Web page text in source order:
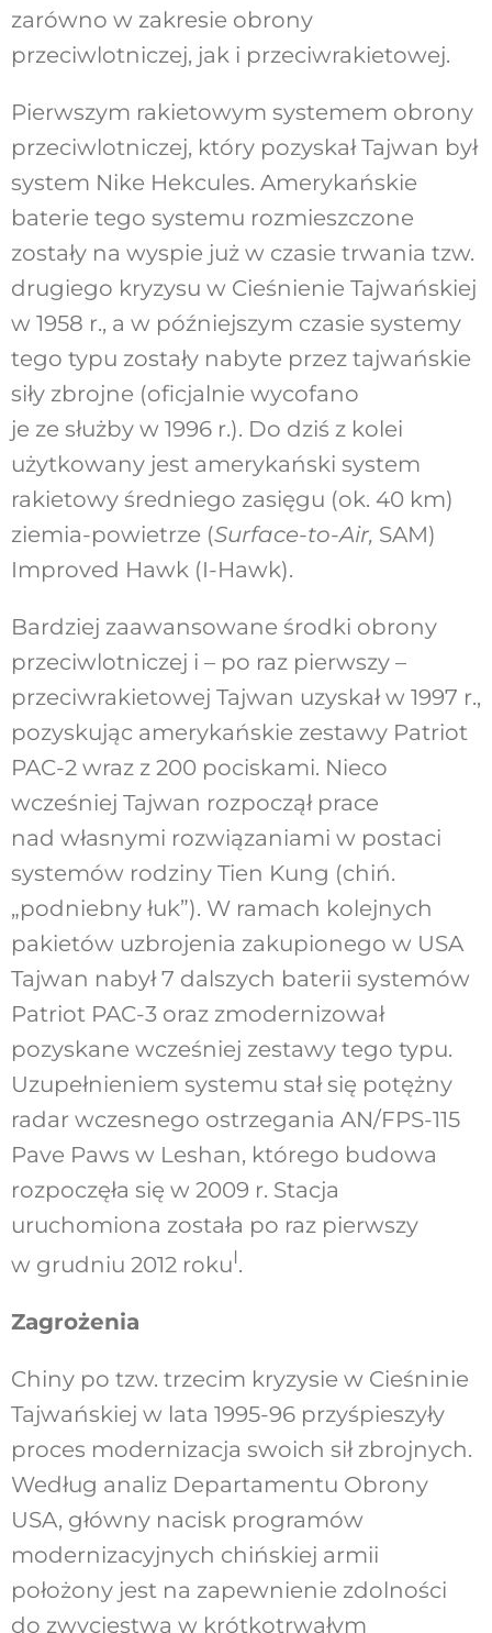
zarówno w zakresie obrony
przeciwlotniczej, jak i przeciwrakietowej.
Pierwszym rakietowym systemem obrony
przeciwlotniczej, który pozyskał Tajwan był
system Nike Hekcules. Amerykańskie
baterie tego systemu rozmieszczone
zostały na wyspie już w czasie trwania tzw.
drugiego kryzysu w Cieśnienie Tajwańskiej
w 1958 r., a w późniejszym czasie systemy
tego typu zostały nabyte przez tajwańskie
siły zbrojne (oficjalnie wycofano
je ze służby w 1996 r.). Do dziś z kolei
użytkowany jest amerykański system
rakietowy średniego zasięgu (ok. 40 km)
ziemia-powietrze (Surface-to-Air, SAM)
Improved Hawk (I-Hawk).
Bardziej zaawansowane środki obrony
przeciwlotniczej i – po raz pierwszy –
przeciwrakietowej Tajwan uzyskał w 1997 r.,
pozyskując amerykańskie zestawy Patriot
PAC-2 wraz z 200 pociskami. Nieco
wcześniej Tajwan rozpoczął prace
nad własnymi rozwiązaniami w postaci
systemów rodziny Tien Kung (chiń.
„podniebny łuk”). W ramach kolejnych
pakietów uzbrojenia zakupionego w USA
Tajwan nabył 7 dalszych baterii systemów
Patriot PAC-3 oraz zmodernizował
pozyskane wcześniej zestawy tego typu.
Uzupełnieniem systemu stał się potężny
radar wczesnego ostrzegania AN/FPS-115
Pave Paws w Leshan, którego budowa
rozpoczęła się w 2009 r. Stacja
uruchomiona została po raz pierwszy
w grudniu 2012 rokuI.
Zagrożenia
Chiny po tzw. trzecim kryzysie w Cieśninie
Tajwańskiej w lata 1995-96 przyśpieszyły
proces modernizacja swoich sił zbrojnych.
Według analiz Departamentu Obrony
USA, główny nacisk programów
modernizacyjnych chińskiej armii
położony jest na zapewnienie zdolności
do zwycięstwa w krótkotrwałym